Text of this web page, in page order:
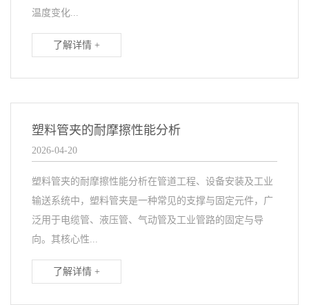
温度变化...
了解详情 +
塑料管夹的耐摩擦性能分析
2026-04-20
塑料管夹的耐摩擦性能分析在管道工程、设备安装及工业
输送系统中，塑料管夹是一种常见的支撑与固定元件，广
泛用于电缆管、液压管、气动管及工业管路的固定与导
向。其核心性...
了解详情 +